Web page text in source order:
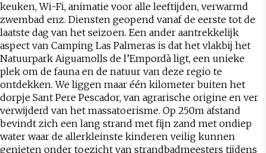
keuken, Wi-Fi, animatie voor alle leeftijden, verwarmd
zwembad enz. Diensten geopend vanaf de eerste tot de
laatste dag van het seizoen. Een ander aantrekkelijk
aspect van Camping Las Palmeras is dat het vlakbij het
Natuurpark Aiguamolls de l’Empordà ligt, een unieke
plek om de fauna en de natuur van deze regio te
ontdekken. We liggen maar één kilometer buiten het
dorpje Sant Pere Pescador, van agrarische origine en ver
verwijderd van het massatoerisme. Op 250m afstand
bevindt zich een lang strand met fijn zand met ondiep
water waar de allerkleinste kinderen veilig kunnen
genieten onder toezicht van strandbadmeesters tijdens